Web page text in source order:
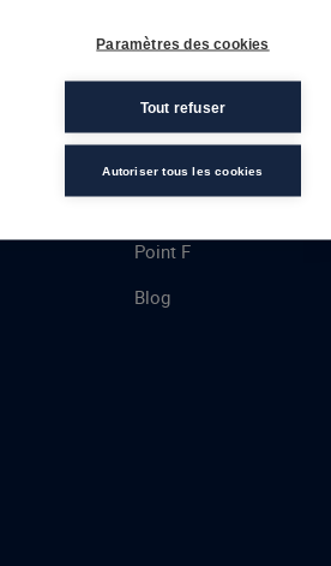
Espace candidats
À PROPOS
Talent
Point F
Blog
Paramètres des cookies
Tout refuser
Autoriser tous les cookies